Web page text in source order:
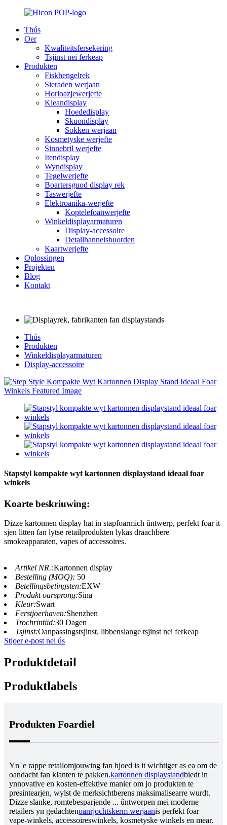
Thús
Oer
Kwaliteitsfersekering
Tsjinst nei ferkeap
Produkten
Fiskhengelrek
Sieraden werjaan
Horloazjewerjefte
Kleandisplay
Hoededisplay
Skuondisplay
Sokken werjaan
Kosmetyske werjefte
Sinnebril werjefte
Itendisplay
Wyndisplay
Tegelwerjefte
Boartersguod display rek
Taswerjefte
Elektroanika-werjefte
Koptelefoanwerjefte
Winkeldisplayarmaturen
Display-accessoire
Detailhannelsbuorden
Kaartwerjefte
Oplossingen
Projekten
Blog
Kontakt
Thús
Produkten
Winkeldisplayarmaturen
Display-accessoire
Stapstyl kompakte wyt kartonnen displaystand ideaal foar
winkels
Koarte beskriuwing:
Dizze kartonnen display hat in stapfoarmich ûntwerp, perfekt foar it
sjen litten fan lytse retailprodukten lykas draachbere
smokeapparaten, vapes of accessoires.
Artikel NR.:Kartonnen display
Bestelling (MOQ): 50
Betellingsbetingsten:EXW
Produkt oarsprong:Sina
Kleur:Swart
Ferstjoerhaven:Shenzhen
Trochrintiid:30 Dagen
Tsjinst:Oanpassingstsjinst, libbenslange tsjinst nei ferkeap
Stjoer e-post nei ús
Produktdetail
Produktlabels
Produkten Foardiel
Yn 'e rappe retailomjouwing fan hjoed is it wichtiger as ea om de
oandacht fan klanten te pakken.kartonnen displaystandbiedt in
ynnovative en kosten-effektive manier om jo produkten te
presintearjen, wylst de merksichtberens maksimalisearre wurdt.
Dizze slanke, romtebesparjende ... ûntworpen mei moderne
retailers yn gedachtenoanrjochtskerm werjaanis perfekt foar
vape-winkels, accessoireswinkels, kosmetyske winkels en mear.